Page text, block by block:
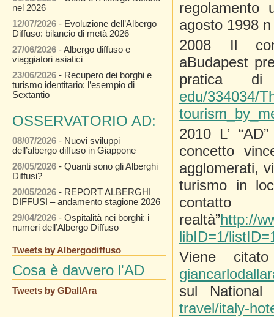
nel 2026
12/07/2026 - Evoluzione dell’Albergo
Diffuso: bilancio di metà 2026
27/06/2026 - Albergo diffuso e
viaggiatori asiatici
23/06/2026 - Recupero dei borghi e
turismo identitario: l’esempio di
Sextantio
OSSERVATORIO AD:
08/07/2026 - Nuovi sviluppi
dell’albergo diffuso in Giappone
26/05/2026 - Quanti sono gli Alberghi
Diffusi?
20/05/2026 - REPORT ALBERGHI
DIFFUSI – andamento stagione 2026
29/04/2026 - Ospitalità nei borghi: i
numeri dell’Albergo Diffuso
Tweets by Albergodiffuso
Cosa è davvero l'AD
Tweets by GDallAra
regolamento
agosto 1998
2008 Il
aBudapest
pratica di
edu/334034/
2010 L’
concetto
agglomerati,
turismo in
realtà”http://
libID=1/
Viene
sul National
travel/italy-